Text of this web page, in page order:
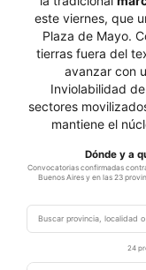
este viernes, que
Plaza de Mayo.
tierras fuera del
avanzar con
Inviolabilidad
sectores
mantiene el
Dónde y a
Convocatorias confirmadas
Buenos Aires y en las 23
24